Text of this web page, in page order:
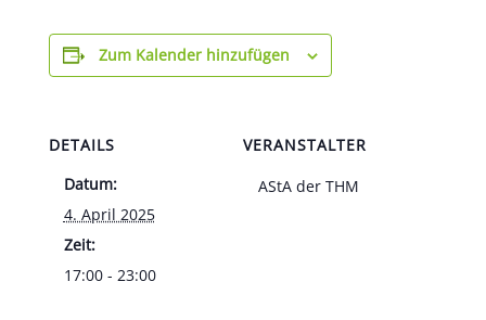
Zum Kalender hinzufügen
DETAILS
Datum:
4. April 2025
Zeit:
17:00 - 23:00
VERANSTALTER
AStA der THM